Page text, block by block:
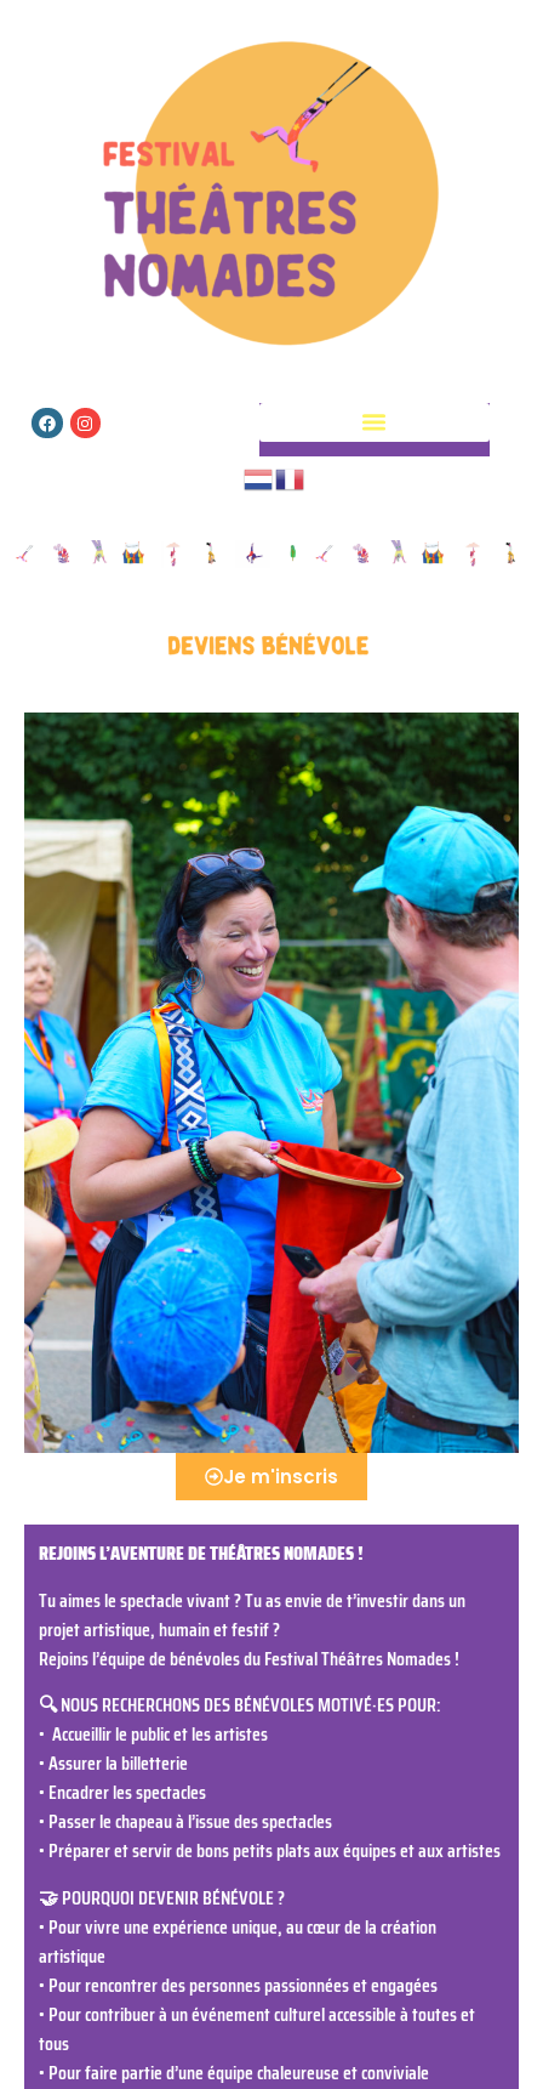
Je m'inscris
REJOINS L’AVENTURE DE THÉÂTRES NOMADES !
Tu aimes le spectacle vivant ? Tu as envie de t’investir dans un
projet artistique, humain et festif ?
Rejoins l’équipe de bénévoles du Festival Théâtres Nomades !
🔍 NOUS RECHERCHONS DES BÉNÉVOLES MOTIVÉ·ES POUR:
• Accueillir le public et les artistes
• Assurer la billetterie
• Encadrer les spectacles
• Passer le chapeau à l’issue des spectacles
• Préparer et servir de bons petits plats aux équipes et aux artistes
🤝 POURQUOI DEVENIR BÉNÉVOLE ?
• Pour vivre une expérience unique, au cœur de la création
artistique
• Pour rencontrer des personnes passionnées et engagées
• Pour contribuer à un événement culturel accessible à toutes et
tous
• Pour faire partie d’une équipe chaleureuse et conviviale